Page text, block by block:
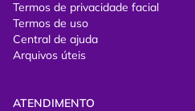
Termos de privacidade facial
Termos de uso
Central de ajuda
Arquivos úteis
ATENDIMENTO